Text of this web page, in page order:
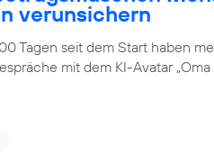
verunsichern
Tagen seit dem Start haben
mit dem KI-Avatar